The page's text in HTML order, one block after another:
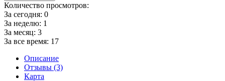
Количество просмотров:
За сегодня: 0
За неделю: 1
За месяц: 3
За все время: 17
Описание
Отзывы (3)
Карта